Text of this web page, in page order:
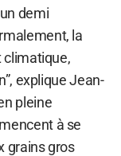
demi
la
climatique,
explique Jean-
pleine
à se
grains gros